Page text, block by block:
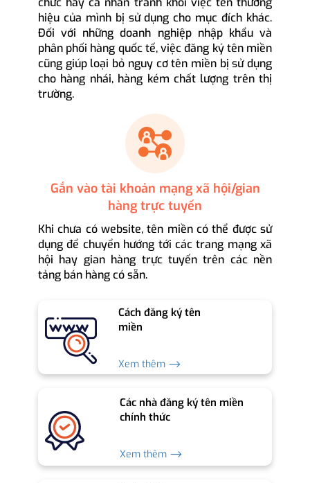
hiệu của mình bị sử dụng cho mục đích khác.
Đối với những doanh nghiệp nhập khẩu và
phân phối hàng quốc tế, việc đăng ký tên miền
cũng giúp loại bỏ nguy cơ tên miền bị sử dụng
cho hàng nhái, hàng kém chất lượng trên thị
trường.
Gắn vào tài khoản mạng xã hội/gian
hàng trực tuyến
Khi chưa có website, tên miền có thể được sử
dụng để chuyển hướng tới các trang mạng xã
hội hay gian hàng trực tuyến trên các nền
tảng bán hàng có sẵn.
Cách đăng ký tên
miền
Xem thêm ⟶
Các nhà đăng ký tên miền
chính thức
Xem thêm ⟶